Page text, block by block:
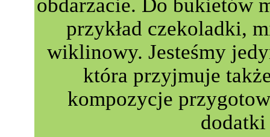
obdarzacie. Do bukietów
przykład czekoladki,
wiklinowy. Jesteśmy
która przyjmuje
kompozycje